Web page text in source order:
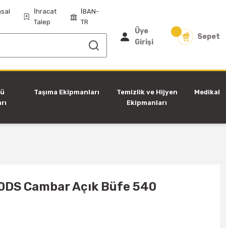
İhracat
Talep
İBAN-
TR
Üye
Girişi
Sepet
Taşıma Ekipmanları
Temizlik ve Hijyen
Ekipmanları
Medikal
Cambar Açık Büfe 540